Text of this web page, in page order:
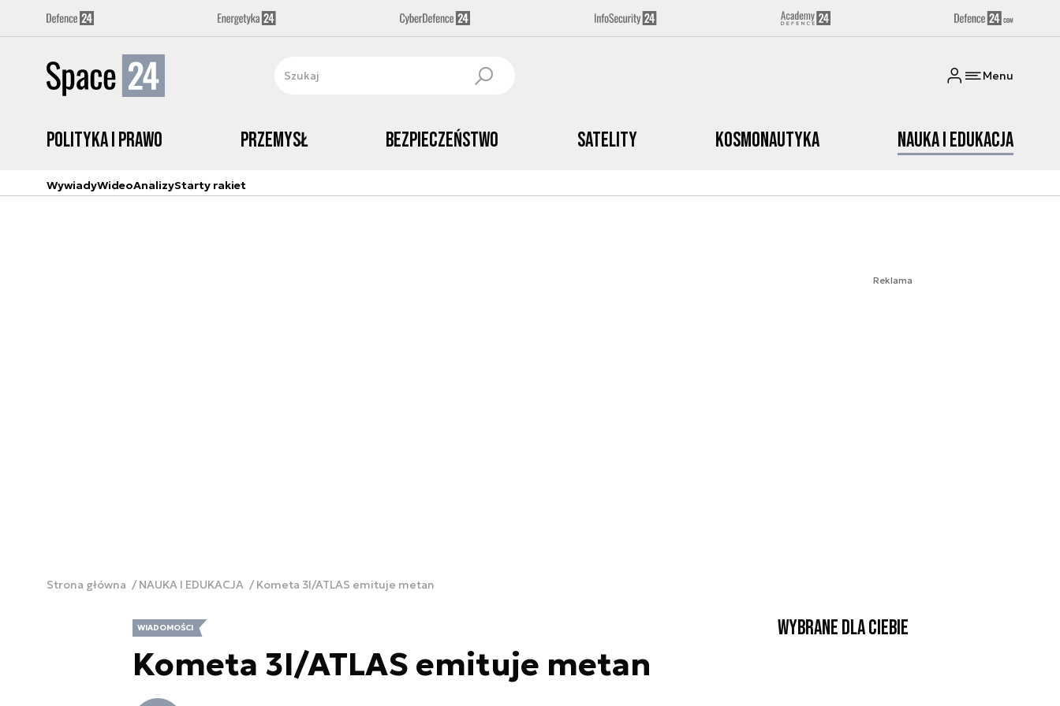
Menu
Polityka i prawo Przemysł Bezpieczeństwo Satelity Kosmonautyka Nauka i edukacja
WywiadyWideoAnalizyStarty rakiet
Reklama
Strona główna NAUKA I EDUKACJA Kometa 3I/ATLAS emituje metan
WIADOMOŚCI
Kometa 3I/ATLAS emituje metan
Wybrane dla Ciebie